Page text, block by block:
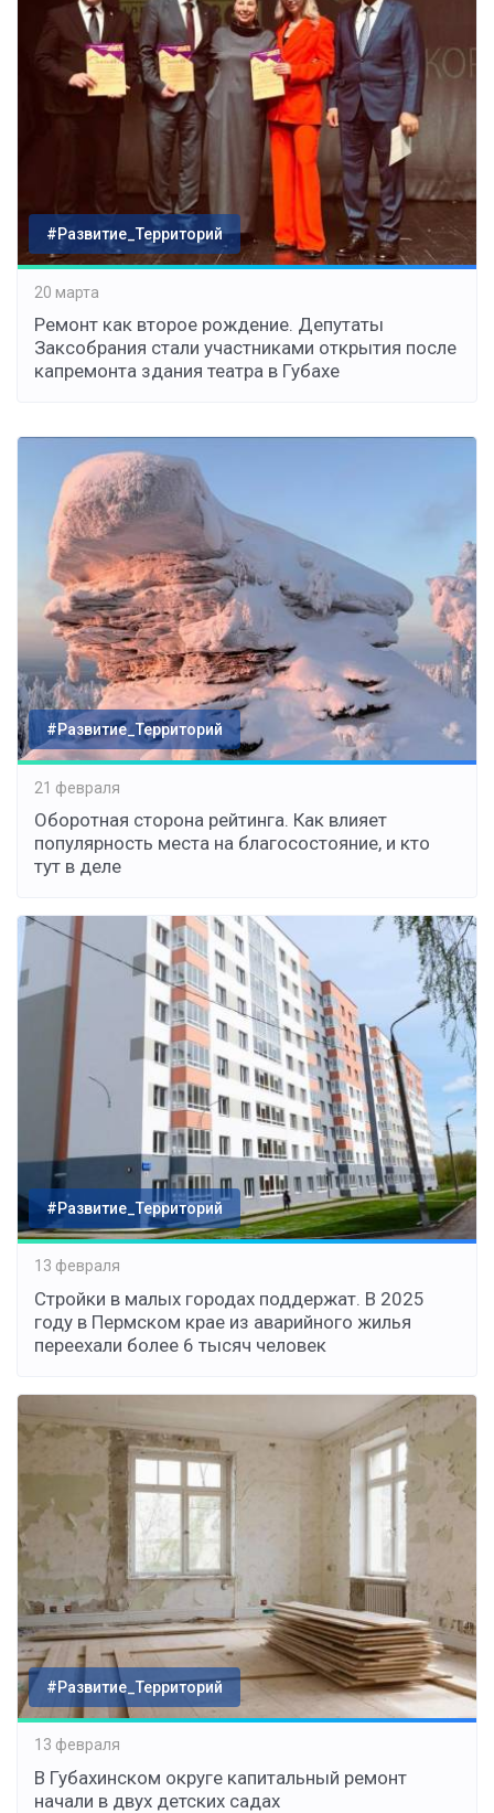
#Развитие_Территорий
20 марта
Ремонт как второе рождение. Депутаты
Заксобрания стали участниками открытия после
капремонта здания театра в Губахе
#Развитие_Территорий
21 февраля
Оборотная сторона рейтинга. Как влияет
популярность места на благосостояние, и кто
тут в деле
#Развитие_Территорий
13 февраля
Стройки в малых городах поддержат. В 2025
году в Пермском крае из аварийного жилья
переехали более 6 тысяч человек
#Развитие_Территорий
13 февраля
В Губахинском округе капитальный ремонт
начали в двух детских садах